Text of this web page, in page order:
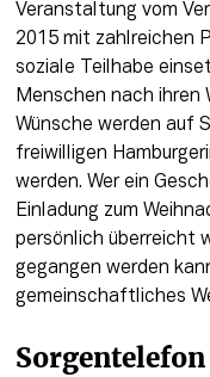
Veranstaltung vom
2015 mit zahlreichen
soziale Teilhabe
Menschen nach ihren
Wünsche werden auf
freiwilligen
werden. Wer ein
Einladung zum
persönlich überreicht
gegangen werden
gemeinschaftliches
Sorgentelefon